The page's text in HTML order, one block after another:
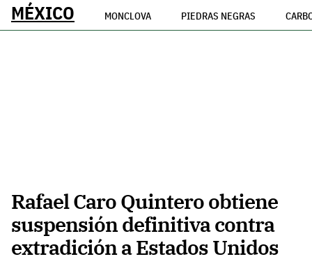
MÉXICO MONCLOVA PIEDRAS NEGRAS
Rafael Caro Quintero obtiene
suspensión definitiva contra
extradición a Estados Unidos